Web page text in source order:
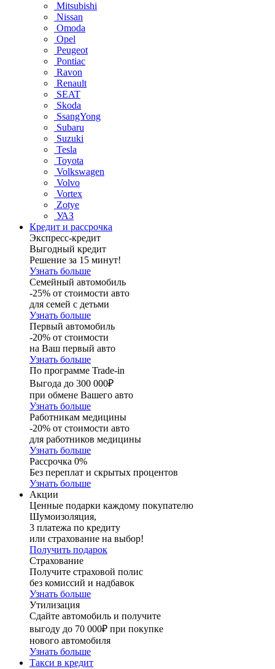
Mitsubishi
Nissan
Omoda
Opel
Peugeot
Pontiac
Ravon
Renault
SEAT
Skoda
SsangYong
Subaru
Suzuki
Tesla
Toyota
Volkswagen
Volvo
Vortex
Zotye
УАЗ
Кредит и рассрочка
Экспресс-кредит
Выгодный кредит
Решение за 15 минут!
Узнать больше
Семейный автомобиль
-25% от стоимости авто
для семей с детьми
Узнать больше
Первый автомобиль
-20% от стоимости
на Ваш первый авто
Узнать больше
По программе Trade-in
Выгода до 300 000₽
при обмене Вашего авто
Узнать больше
Работникам медицины
-20% от стоимости авто
для работников медицины
Узнать больше
Рассрочка 0%
Без переплат и скрытых процентов
Узнать больше
Акции
Ценные подарки каждому покупателю
Шумоизоляция,
3 платежа по кредиту
или страхование на выбор!
Получить подарок
Страхование
Получите страховой полис
без комиссий и надбавок
Узнать больше
Утилизация
Сдайте автомобиль и получите
выгоду до 70 000₽ при покупке
нового автомобиля
Узнать больше
Такси в кредит